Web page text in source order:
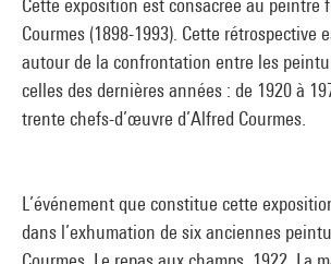
Cette exposition est consacrée au peintre
Courmes (1898-1993). Cette rétrospective
autour de la confrontation entre les
celles des dernières années : de 1920 à
trente chefs-d’œuvre d’Alfred Courmes.
L’événement que constitue cette
dans l’exhumation de six anciennes